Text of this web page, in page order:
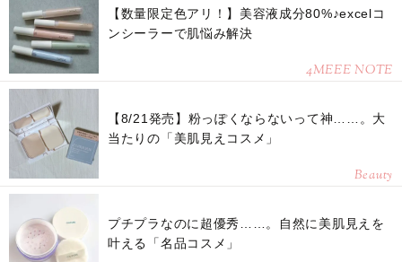
【数量限定色アリ！】美容液成分80%♪excelコ
ンシーラーで肌悩み解決
4MEEE NOTE
【8/21発売】粉っぽくならないって神……。大
当たりの「美肌見えコスメ」
Beauty
プチプラなのに超優秀……。自然に美肌見えを
叶える「名品コスメ」